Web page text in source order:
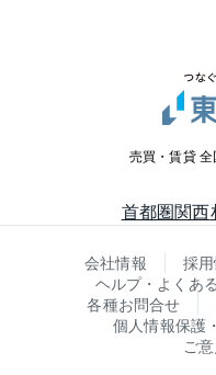
売買・賃貸
首都圏関西
会社情報 採
ヘルプ・よくあ
各種お問合せ
個人情報保護
ご